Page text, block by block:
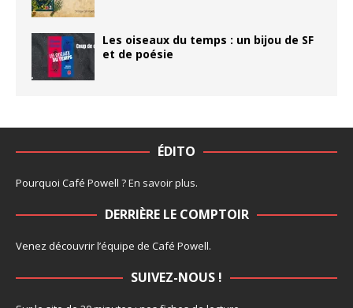
Les oiseaux du temps : un bijou de SF
et de poésie
ÉDITO
Pourquoi Café Powell ?En savoir plus.
DERRIÈRE LE COMPTOIR
Venez découvrir l’équipe de Café Powell.
SUIVEZ-NOUS !